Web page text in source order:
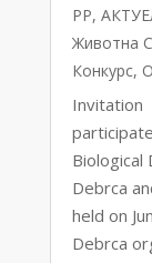
PP,
Животна
Конкурс,
Invitation
Biological
Debrca
held on
Debrca